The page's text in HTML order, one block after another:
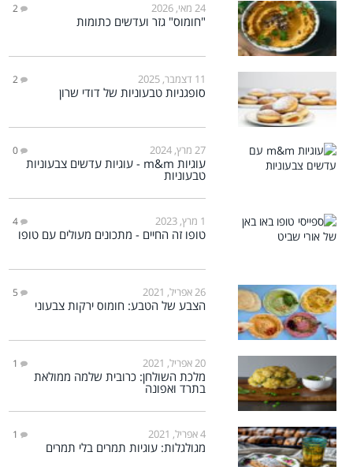
24 מאי, 2026 2
"חומוס" גזר ועדשים כתומות
11 דצמבר, 2025 2
סופגניות טבעוניות של דודי שרון
27 מרץ, 2024 0
עוגיות m&m - עוגיות עדשים צבעוניות
טבעוניות
1 מרץ, 2023 4
טופו זה החיים - מתכונים מעולים עם טופו
26 אפריל, 2021 5
הצבע של הטבע: חומוס ירקות צבעוני
20 אפריל, 2021 1
מלכת השולחן: כרובית שלמה ממולאת
בתרד ואפונה
4 אפריל, 2021 1
מגולגלות: עוגיות תמרים בלי תמרים